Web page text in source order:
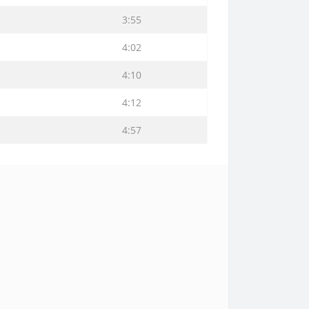
3:55
4:02
4:10
4:12
4:57